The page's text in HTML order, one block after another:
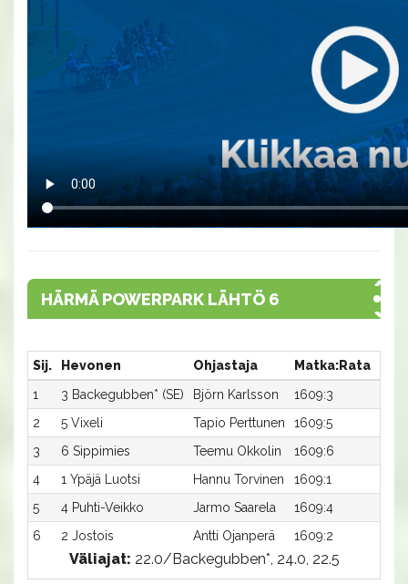
HÄRMÄ POWERPARK LÄHTÖ 6
Sij. Hevonen Ohjastaja Matka:Rata
1
3 Backegubben* (SE) Björn Karlsson 1609:3
2
5 Vixeli Tapio Perttunen 1609:5
3
6 Sippimies Teemu Okkolin 1609:6
4
1 Ypäjä Luotsi Hannu Torvinen 1609:1
5
4 Puhti-Veikko Jarmo Saarela 1609:4
6
2 Jostois Antti Ojanperä 1609:2
Väliajat: 22.0/Backegubben*, 24.0, 22.5